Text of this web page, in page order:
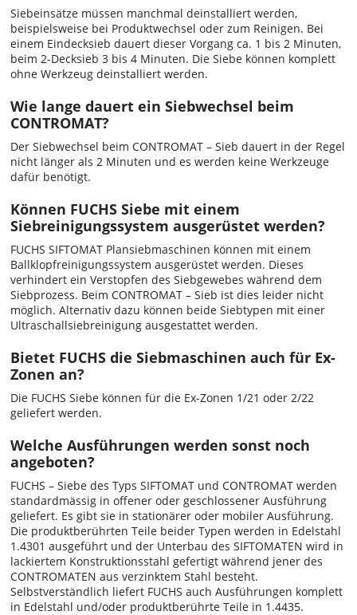
Siebeinsätze müssen manchmal deinstalliert werden,
beispielsweise bei Produktwechsel oder zum Reinigen. Bei
einem Eindecksieb dauert dieser Vorgang ca. 1 bis 2 Minuten,
beim 2-Decksieb 3 bis 4 Minuten. Die Siebe können komplett
ohne Werkzeug deinstalliert werden.
Wie lange dauert ein Siebwechsel beim
CONTROMAT?
Der Siebwechsel beim CONTROMAT – Sieb dauert in der Regel
nicht länger als 2 Minuten und es werden keine Werkzeuge
dafür benötigt.
Können FUCHS Siebe mit einem
Siebreinigungssystem ausgerüstet werden?
FUCHS SIFTOMAT Plansiebmaschinen können mit einem
Ballklopfreinigungssystem ausgerüstet werden. Dieses
verhindert ein Verstopfen des Siebgewebes während dem
Siebprozess. Beim CONTROMAT – Sieb ist dies leider nicht
möglich. Alternativ dazu können beide Siebtypen mit einer
Ultraschallsiebreinigung ausgestattet werden.
Bietet FUCHS die Siebmaschinen auch für Ex-
Zonen an?
Die FUCHS Siebe können für die Ex-Zonen 1/21 oder 2/22
geliefert werden.
Welche Ausführungen werden sonst noch
angeboten?
FUCHS – Siebe des Typs SIFTOMAT und CONTROMAT werden
standardmässig in offener oder geschlossener Ausführung
geliefert. Es gibt sie in stationärer oder mobiler Ausführung.
Die produktberührten Teile beider Typen werden in Edelstahl
1.4301 ausgeführt und der Unterbau des SIFTOMATEN wird in
lackiertem Konstruktionsstahl gefertigt während jener des
CONTROMATEN aus verzinktem Stahl besteht.
Selbstverständlich liefert FUCHS auch Ausführungen komplett
in Edelstahl und/oder produktberührte Teile in 1.4435.